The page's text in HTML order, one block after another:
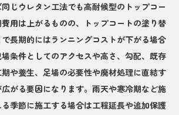
じウレタン工法でも高耐候型のトップコー
費用は上がるものの、トップコートの塗り替
長期的にはランニングコストが下がる場合
条件としてのアクセスや高さ、勾配、既存
や養生、足場の必要性や廃材処理に直結す
がる要因になります。雨天や寒冷期など施
季節に施工する場合は工程延長や追加保護